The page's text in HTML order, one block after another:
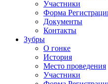
Участники
Форма
Документы
Контакты
Зубры
О гонке
История
Место проведения
Участники